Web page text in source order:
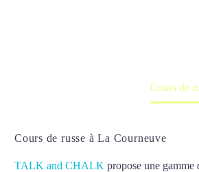
Cours de
Cours de russe à La Courneuve
TALK and CHALK propose une gamme